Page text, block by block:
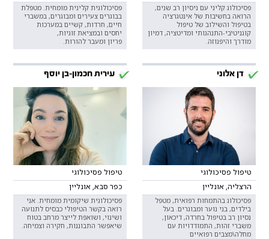
פסיכולוג קליני עם ניסיון רב שנים,
הרואה בחשיבות של אינטגרציה
בטיפול והשילוב של טיפול
קוגניטיבי-התנהגותי ומדיטציה, דמיון
מודרך והיפנוזה.
פסיכולוגית קלינית מומחית. מטפלת
בבוגרים צעירים ומבוגרים, במשברי
חיים, חרדות, קשיים במערכות
יחסים ובמציאת זוגיות,
פריון ומעבר להורות.
דן אלוני
טיפול פסיכולוגי
הרצליה, אונליין
פסיכולוג בהתמחות רפואית, מטפל
בילדים, בני נוער ומבוגרים. בעל
נסיון רב בטיפול בחרדה, דיכאון,
משברי זהות, התמודדויות עם
מחלה\מצבים רפואיים
עירית חכמון-בן יוסף
טיפול פסיכולוגי
כפר סבא, אונליין
פסיכולוגית שיקומית מומחית. אני
רואה בקשר הטיפולי כבסיס לתנועה
ושינוי, ושואפת לייצר מרחב בטוח
שיאפשר התבוננות, חקירה וצמיחה.